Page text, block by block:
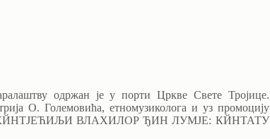
одржан је у порти Цркве Свете Тројице.
О. Големовића, етномузиколога и уз промоцију
1 (КЙНТЈЕЋИЉИ ВЛАХИЛОР ЂИН ЛУМЈЕ: КЙНТАТУ